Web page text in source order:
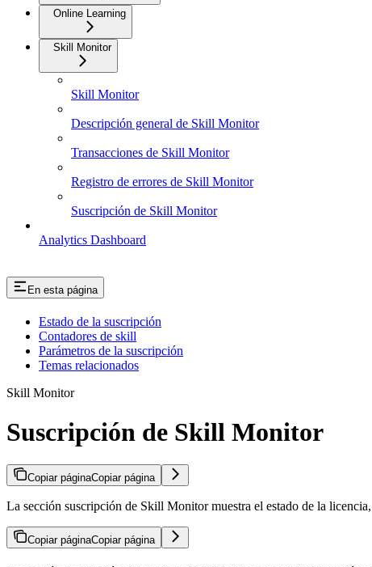
Online Learning
Skill Monitor
Skill Monitor
Descripción general de Skill Monitor
Transacciones de Skill Monitor
Registro de errores de Skill Monitor
Suscripción de Skill Monitor
Analytics Dashboard
En esta página
Estado de la suscripción
Contadores de skill
Parámetros de la suscripción
Temas relacionados
Skill Monitor
Suscripción de Skill Monitor
Copiar páginaCopiar página
La sección suscripción de Skill Monitor muestra el estado de la
Copiar páginaCopiar página